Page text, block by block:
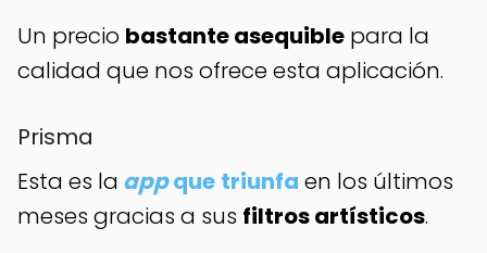
Un precio bastante asequible para la
calidad que nos ofrece esta aplicación.
Prisma
Esta es la appque triunfa en los últimos
meses gracias a sus filtros artísticos.